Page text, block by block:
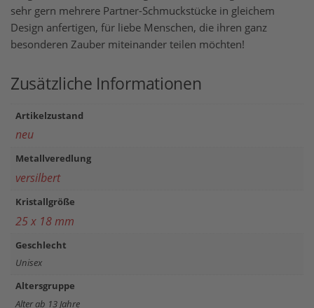
sehr gern mehrere Partner-Schmuckstücke in gleichem
Design anfertigen, für liebe Menschen, die ihren ganz
besonderen Zauber miteinander teilen möchten!
Zusätzliche Informationen
Artikelzustand
neu
Metallveredlung
versilbert
Kristallgröße
25 x 18 mm
Geschlecht
Unisex
Altersgruppe
Alter ab 13 Jahre